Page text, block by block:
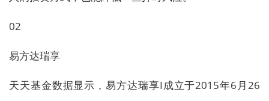
02
易方达瑞享
天天基金数据显示，易方达瑞享I成立于2015年6月26